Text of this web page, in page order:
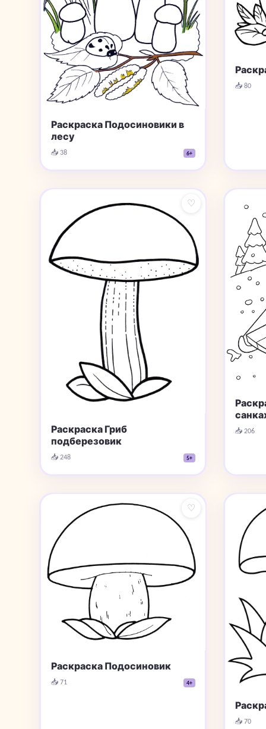
Раскраска Подосиновики в
лесу
📥 38 6+
📥 80
♡
Раскраска Гриб
подберезовик
📥 248 5+
📥 206
♡
Раскраска Подосиновик
📥 71 4+
📥 70